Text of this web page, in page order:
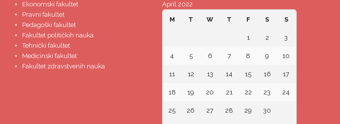
Ekonomski fakultet
Pravni fakultet
Pedagoški fakultet
Fakultet političkih nauka
Tehnički fakultet
Medicinski fakultet
Fakultet zdravstvenih nauka
April 2022
M T W T F S S
1 2 3
4 5 6 7 8 9 10
11 12 13 14 15 16 17
18 19 20 21 22 23 24
25 26 27 28 29 30